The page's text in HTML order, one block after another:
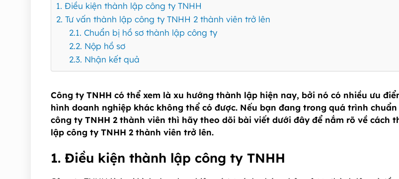
1. Điều kiện thành lập công ty TNHH
2. Tư vấn thành lập công ty TNHH 2 thành viên trở lên
2.1. Chuẩn bị hồ sơ thành lập công ty
2.2. Nộp hồ sơ
2.3. Nhận kết quả
Công ty TNHH có thể xem là xu hướng thành lập hiện nay, bởi nó có nhiều ưu
hình doanh nghiệp khác không thể có được. Nếu bạn đang trong quá trình
công ty TNHH 2 thành viên thì hãy theo dõi bài viết dưới đây để nắm rõ về cách
lập công ty TNHH 2 thành viên trở lên.
1. Điều kiện thành lập công ty TNHH